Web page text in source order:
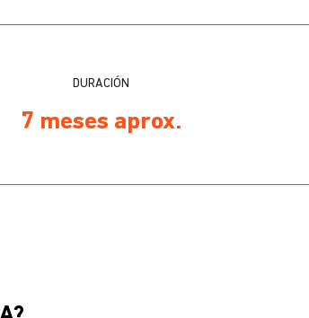
DURACIÓN
7 meses aprox.